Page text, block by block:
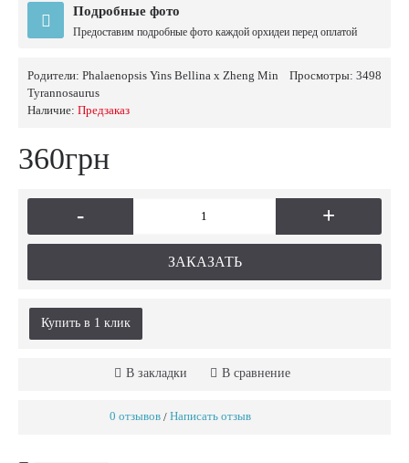
Подробные фото
Предоставим подробные фото каждой орхидеи перед оплатой
Просмотры: 3498
Родители: Phalaenopsis Yins Bellina x Zheng Min
Tyrannosaurus
Наличие: Предзаказ
360грн
- +
ЗАКАЗАТЬ
Купить в 1 клик
В закладки В сравнение
0 отзывов / Написать отзыв